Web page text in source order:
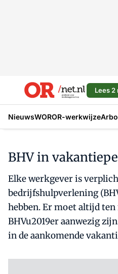
Lees 2
NieuwsWOROR-werkwijzeArbo
BHV in
Elke werkgever is
bedrijfshulpverlening
hebben. Er moet altijd
BHVu2019er aanwezig
in de aankomende